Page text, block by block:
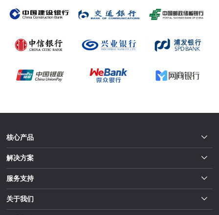
核心产品
解决方案
服务支持
关于我们